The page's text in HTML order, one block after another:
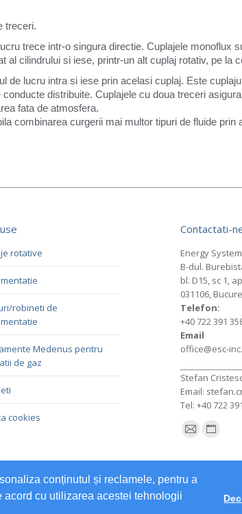
conținutul și reclamele, pentru a
cu utilizarea acestei tehnologii
treceri.
trece intr-o singura directie. Cuplajele monoflux
al cilindrului si iese, printr-un alt cuplaj rotativ, pe la
de lucru intra si iese prin acelasi cuplaj. Este
distribuite. Cuplajele cu doua treceri
fata de atmosfera.
combinarea curgerii mai multor tipuri de fluide prin
rotative
robineti de
Medenus pentru
de gaz
cookies
Contactati-
Energy
B-dul.
bl. D15, sc 1,
031106,
Telefon:
+40 722 391
Email
office@esc-
Stefan
Email:
Tel: +40 722
Find us on: